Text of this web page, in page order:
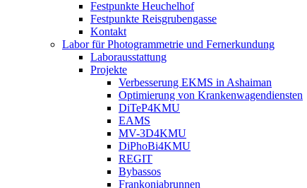
Festpunkte Heuchelhof
Festpunkte Reisgrubengasse
Kontakt
Labor für Photogrammetrie und Fernerkundung
Laborausstattung
Projekte
Verbesserung EKMS in Ashaiman
Optimierung von Krankenwagendiensten
DiTeP4KMU
EAMS
MV-3D4KMU
DiPhoBi4KMU
REGIT
Bybassos
Frankoniabrunnen